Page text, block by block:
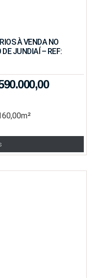
À VENDA NO
JUNDIAÍ – REF: